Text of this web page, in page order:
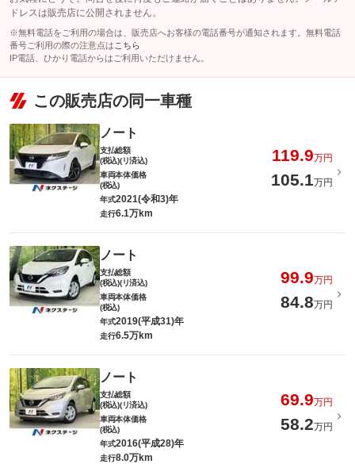
ドレスは販売店に公開されません。
※無料電話をご利用の場合は、販売店へお客様の電話番号が通知されます。無料電話
番号ご利用の際の注意点は こちら
IP電話、ひかり電話からはご利用いただけません。
この販売店の同一車種
ノート
支払総額
(税込)(リ済込)
119.9万円
車両本体価格
(税込)
105.1万円
年式2021(令和3)年
走行6.1万km
ノート
支払総額
(税込)(リ済込)
99.9万円
車両本体価格
(税込)
84.8万円
年式2019(平成31)年
走行6.5万km
ノート
支払総額
(税込)(リ済込)
69.9万円
車両本体価格
(税込)
58.2万円
年式2016(平成28)年
走行8.0万km